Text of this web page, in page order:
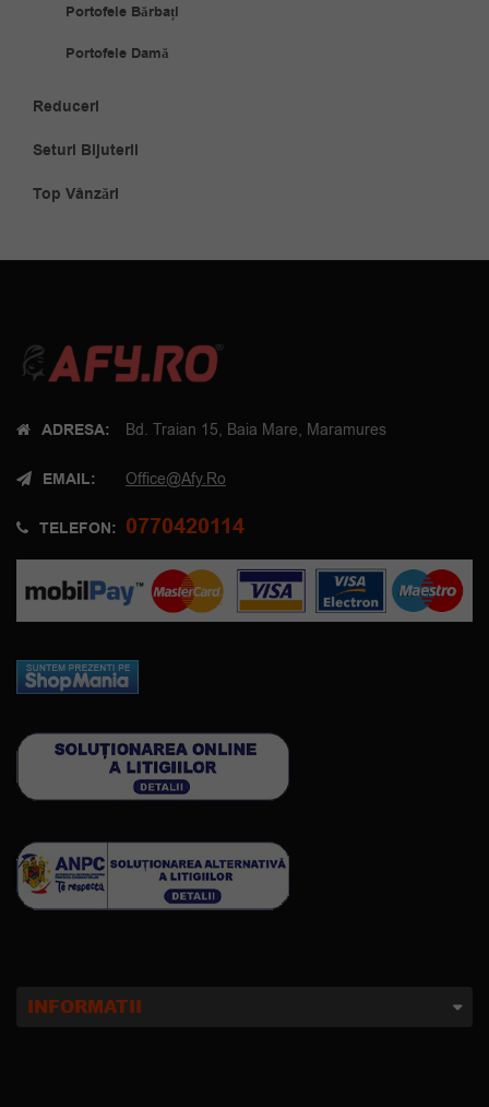
Portofele Bărbați
Portofele Damă
Reduceri
Seturi Bijuterii
Top Vânzări
ADRESA: Bd. Traian 15, Baia Mare, Maramures
EMAIL: Office@afy.ro
TELEFON: 0770420114
INFORMATII